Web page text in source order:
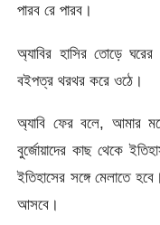
পারব রে পারব।
অ্যাবির হাসির তোড়ে
বইপত্র থরথর করে ওঠে।
অ্যাবি ফের বলে, আমার
বুর্জোয়াদের কাছ থেকে
ইতিহাসের সঙ্গে মেলাতে
আসবে।